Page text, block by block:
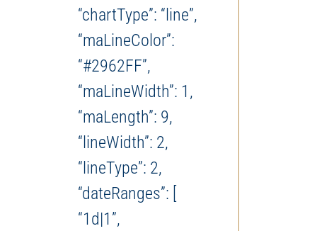
“chartType”: “line”,
“maLineColor”:
“#2962FF”,
“maLineWidth”: 1,
“maLength”: 9,
“lineWidth”: 2,
“lineType”: 2,
“dateRanges”: [
“1d|1”,